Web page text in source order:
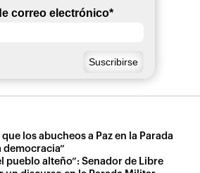
correo electrónico*
los abucheos a Paz en la Parada
democracia”
pueblo alteño”: Senador de Libre